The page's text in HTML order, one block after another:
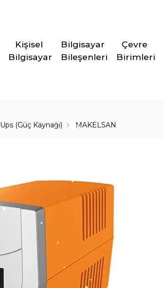
Kişisel
Bilgisayar
Bilgisayar
Bileşenleri
Çevre
Birimleri
Ups (Güç Kaynağı) MAKELSAN